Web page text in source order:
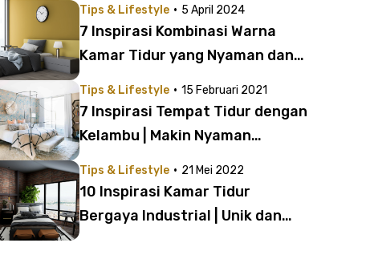
Tips & Lifestyle · 5 April 2024
7 Inspirasi Kombinasi Warna
Kamar Tidur yang Nyaman dan
Tips & Lifestyle · 15 Februari 2021
7 Inspirasi Tempat Tidur dengan
Kelambu | Makin Nyaman
Tips & Lifestyle · 21 Mei 2022
10 Inspirasi Kamar Tidur
Bergaya Industrial | Unik dan